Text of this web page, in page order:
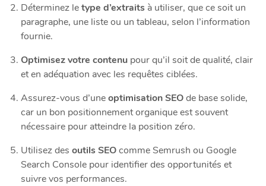
Déterminez letype d’extraits à utiliser, que ce soit un
paragraphe, une liste ou un tableau, selon l’information
fournie.
Optimisez votre contenu pour qu’il soit de qualité, clair
et en adéquation avec les requêtes ciblées.
Assurez-vous d’uneoptimisation SEOde base solide,
car un bon positionnement organique est souvent
nécessaire pour atteindre la position zéro.
Utilisez des outils SEOcomme Semrush ou Google
Search Console pour identifier des opportunités et
suivre vos performances.